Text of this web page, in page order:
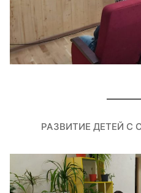
РАЗВИТИЕ ДЕТЕЙ